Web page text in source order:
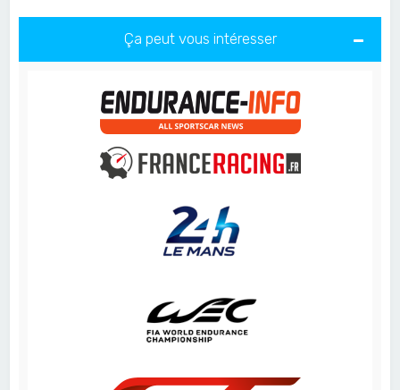
Ça peut vous intéresser